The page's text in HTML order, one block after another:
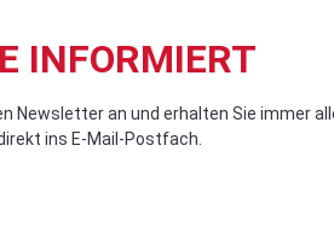
INFORMIERT
Newsletter an und erhalten Sie immer
ins E-Mail-Postfach.